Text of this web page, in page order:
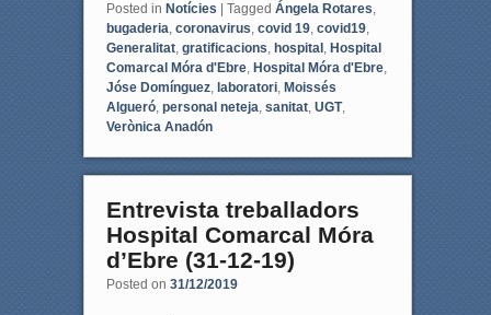
Posted in Notícies Tagged Ángela Rotares,
bugaderia, coronavirus, covid 19, covid19,
Generalitat, gratificacions, hospital , Hospital
Comarcal Móra d'Ebre, Hospital Móra d'Ebre,
Jóse Domínguez, laboratori, Moissés
Algueró, personal neteja, sanitat, UGT,
Verònica Anadón
Entrevista treballadors
Hospital Comarcal Móra
d’Ebre (31-12-19)
Posted on 31/12/2019